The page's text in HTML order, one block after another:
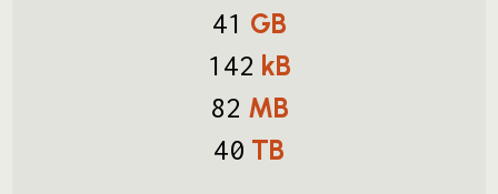
41 GB
142 kB
82 MB
40 TB